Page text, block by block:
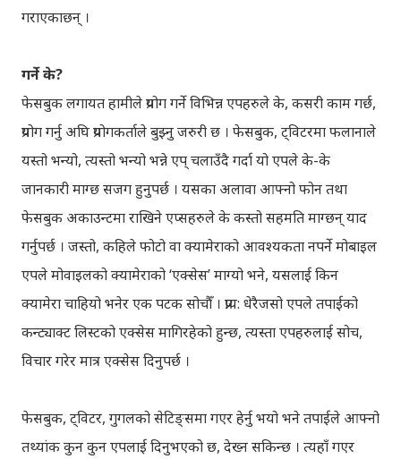
गराएकाछन् ।
गर्ने के?
फेसबुक लगायत हामीले प्रयोग गर्ने विभिन्न एपहरुले के, कसरी काम गर्छ,
प्रयोग गर्नु अघि प्रयोगकर्ताले बुझ्नु जरुरी छ । फेसबुक, ट्विटरमा फलानाले
यस्तो भन्यो, त्यस्तो भन्यो भन्ने एप् चलाउँदै गर्दा यो एपले के-के
जानकारी माग्छ सजग हुनुपर्छ । यसका अलावा आफ्नो फोन तथा
फेसबुक अकाउन्टमा राखिने एप्सहरुले के कस्तो सहमति माग्छन् याद
गर्नुपर्छ । जस्तो, कहिले फोटो वा क्यामेराको आवश्यकता नपर्ने मोबाइल
एपले मोवाइलको क्यामेराको ‘एक्सेस’ माग्यो भने, यसलाई किन
क्यामेरा चाहियो भनेर एक पटक सोचौँ । प्राय: धेरैजसो एपले तपाईको
कन्ट्याक्ट लिस्टको एक्सेस मागिरहेको हुन्छ, त्यस्ता एपहरुलाई सोच,
विचार गरेर मात्र एक्सेस दिनुपर्छ ।
फेसबुक, ट्विटर, गुगलको सेटिङ्समा गएर हेर्नु भयो भने तपाईले आफ्नो
तथ्यांक कुन कुन एपलाई दिनुभएको छ, देख्न सकिन्छ । त्यहाँ गएर